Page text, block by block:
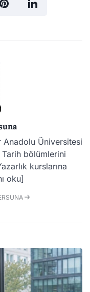
Üniversitesi
Tarih bölümlerini
kurslarına
oku]